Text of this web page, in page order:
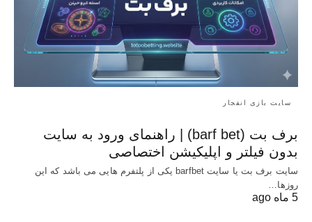
سایت بازی انفجار
برف بت (barf bet) | راهنمای ورود به سایت
بدون فیلتر و اپلیکیشن اختصاصی
سایت برف بت یا سایت barfbet یکی از پلتفرم‌ هایی می باشد که این
روزها…
5 ماه ago